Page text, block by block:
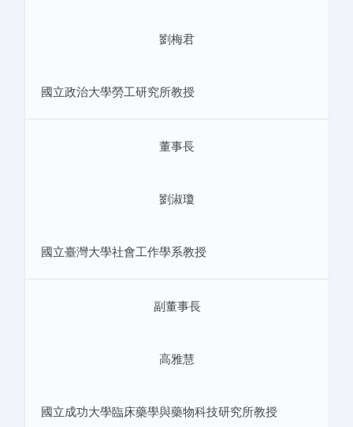
劉梅君
國立政治大學勞工研究所教授
董事長
劉淑瓊
國立臺灣大學社會工作學系教授
副董事長
高雅慧
國立成功大學臨床藥學與藥物科技研究所教授